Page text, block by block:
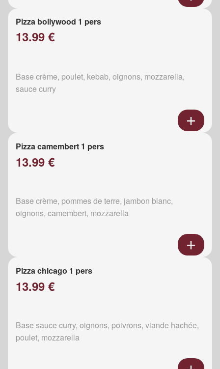
Pizza bollywood 1 pers
13.99 €
Base crème, poulet, kebab, oignons, mozzarella,
sauce curry
Pizza camembert 1 pers
13.99 €
Base crème, pommes de terre, jambon blanc,
oignons, camembert, mozzarella
Pizza chicago 1 pers
13.99 €
Base sauce curry, oignons, poivrons, viande hachée,
poulet, mozzarella